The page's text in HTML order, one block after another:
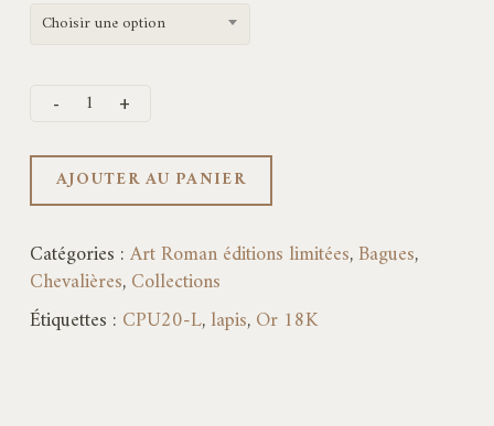
Choisir une option
AJOUTER AU PANIER
Catégories :Art Roman éditions limitées,Bagues,
Chevalières,Collections
Étiquettes : CPU20-L,lapis,Or 18K